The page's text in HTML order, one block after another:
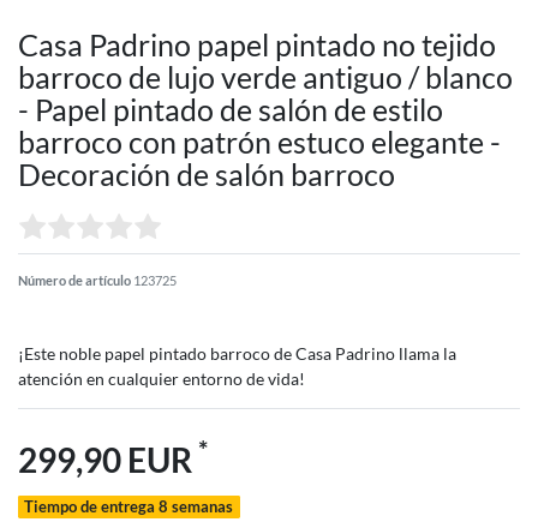
Casa Padrino papel pintado no tejido
barroco de lujo verde antiguo / blanco
- Papel pintado de salón de estilo
barroco con patrón estuco elegante -
Decoración de salón barroco
Número de artículo 123725
¡Este noble papel pintado barroco de Casa Padrino llama la
atención en cualquier entorno de vida!
299,90 EUR *
Tiempo de entrega 8 semanas